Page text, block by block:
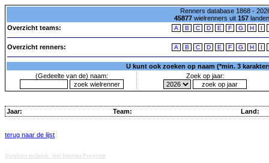
Renners database 1868 -
45877wielrenners uit 157
Overzicht teams:
A B C D E F G H I
Overzicht renners: A B C D E F G H I
U kunt ook zoeken op naam (*min. 3
(Gedeelte van de) naam:
Zoek op jaar:
Jaar: Team: Land:
terug naar de lijst
Database techniek: Sini Internet Projecten